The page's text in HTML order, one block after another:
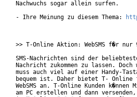
Nachwuchs sogar allein surfen.
- Ihre Meinung zu diesem Thema:
>> T-Online Aktion: WebSMS f�r nur
SMS-Nachrichten sind der
Nachricht zukommen zu lassen.
muss auch viel auf einer Handy-
bequem ist. Daher bietet T-
WebSMS an. T-Online Kunden
am PC erstellen und dann